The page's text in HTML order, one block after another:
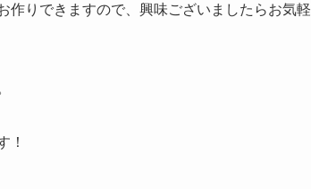
作りできますので、興味ございましたらお気軽
！